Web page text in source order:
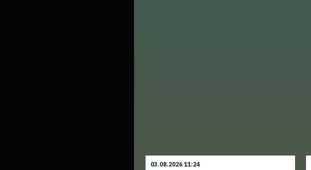
03.08.2026 11:24